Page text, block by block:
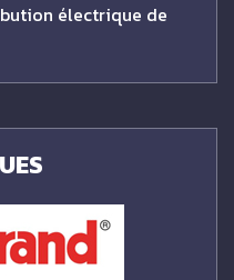
électrique de